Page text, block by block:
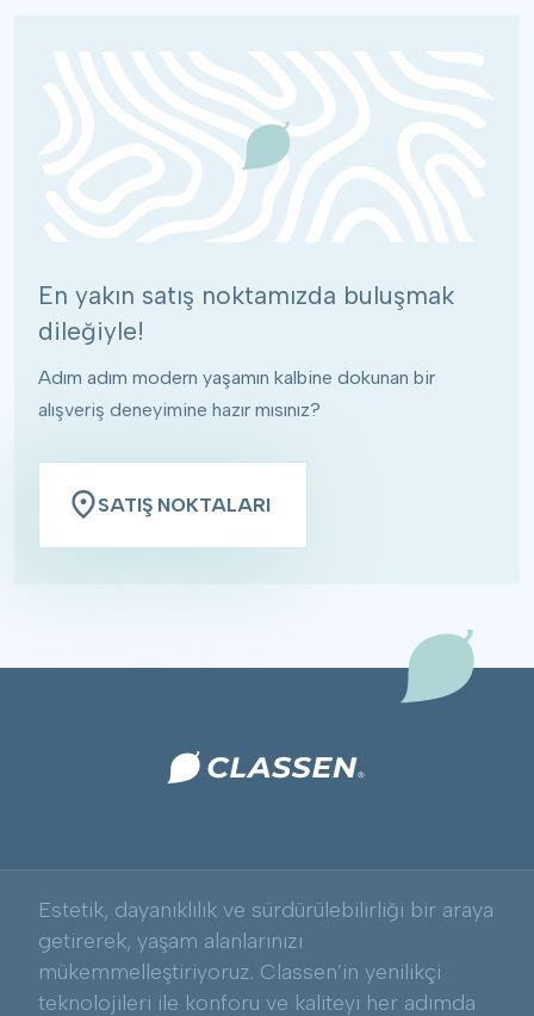
En yakın satış noktamızda buluşmak
dileğiyle!
Adım adım modern yaşamın kalbine dokunan bir
alışveriş deneyimine hazır mısınız?
SATIŞ NOKTALARI
Estetik, dayanıklılık ve sürdürülebilirliği bir araya
getirerek, yaşam alanlarınızı
mükemmelleştiriyoruz. Classen’in yenilikçi
teknolojileri ile konforu ve kaliteyi her adımda